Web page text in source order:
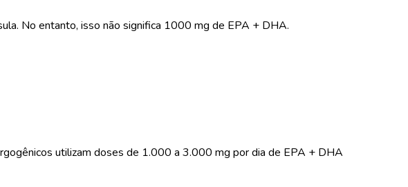
No entanto, isso não significa 1000 mg de EPA + DHA.
utilizam doses de 1.000 a 3.000 mg por dia de EPA + DHA